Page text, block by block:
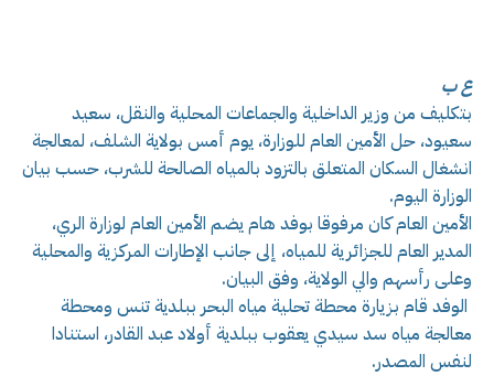
ع ب
بتكليف من وزير الداخلية والجماعات المحلية والنقل، سعيد
سعيود، حل الأمين العام للوزارة، يوم أمس بولاية الشلف، لمعالجة
انشغال السكان المتعلق بالتزود بالمياه الصالحة للشرب، حسب بيان
الوزارة اليوم.
الأمين العام كان مرفوقا بوفد هام يضم الأمين العام لوزارة الري،
المدير العام للجزائرية للمياه، إلى جانب الإطارات المركزية والمحلية
وعلى رأسهم والي الولاية، وفق البيان.
الوفد قام بزيارة محطة تحلية مياه البحر ببلدية تنس ومحطة
معالجة مياه سد سيدي يعقوب ببلدية أولاد عبد القادر، استنادا
لنفس المصدر.